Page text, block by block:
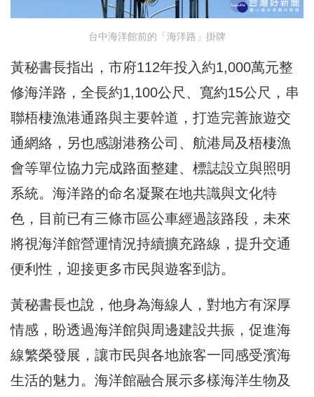
台中海洋館前的「海洋路」掛牌
黃秘書長指出，市府112年投入約1,000萬元整
修海洋路，全長約1,100公尺、寬約15公尺，串
聯梧棲漁港通路與主要幹道，打造完善旅遊交
通網絡，另也感謝港務公司、航港局及梧棲漁
會等單位協力完成路面整建、標誌設立與照明
系統。海洋路的命名凝聚在地共識與文化特
色，目前已有三條市區公車經過該路段，未來
將視海洋館營運情況持續擴充路線，提升交通
便利性，迎接更多市民與遊客到訪。
黃秘書長也說，他身為海線人，對地方有深厚
情感，盼透過海洋館與周邊建設共振，促進海
線繁榮發展，讓市民與各地旅客一同感受濱海
生活的魅力。海洋館融合展示多樣海洋生物及